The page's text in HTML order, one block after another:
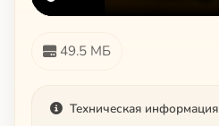
49.5 МБ
Техническая информация